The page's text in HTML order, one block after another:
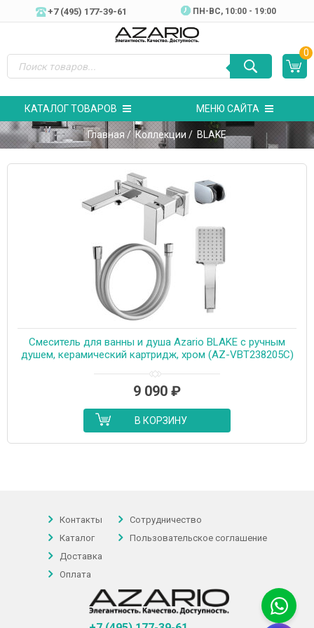
+7 (495) 177-39-61 ПН-ВC, 10:00 - 19:00
0
КАТАЛОГ ТОВАРОВ МЕНЮ САЙТА
Главная/Коллекции / BLAKE
Смеситель для ванны и душа Azario BLAKE с ручным
душем, керамический картридж, хром (AZ-VBT238205C)
9 090 ₽
В КОРЗИНУ
Контакты
Каталог
Доставка
Оплата
Сотрудничество
Пользовательское соглашение